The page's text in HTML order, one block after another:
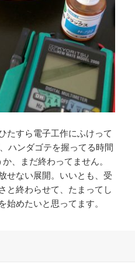
たすら電子工作にふけって
ハンダゴテを握ってる時間
、まだ終わってません。
せない展開。いいとも、受
終わらせて、たまってし
始めたいと思ってます。